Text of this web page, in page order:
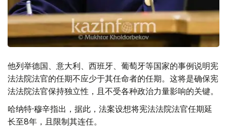
他列举德国、意大利、西班牙、葡萄牙等国家的事例说明宪
法法院法官的任期不应少于其任命者的任期。这将是确保宪
法法院法官保持独立性，且不受各种政治力量影响的关键。
哈纳特·穆辛指出，据此，法案设想将宪法法院法官任期延
长至8年，且限制其连任。